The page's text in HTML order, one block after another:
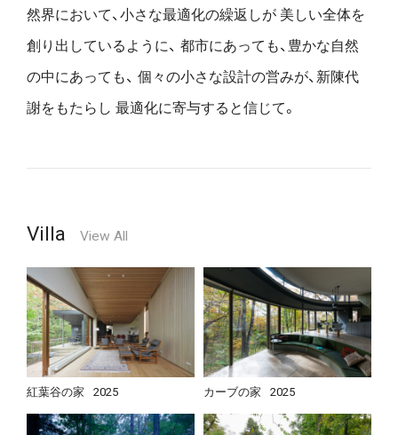
然界において、小さな最適化の繰返しが 美しい全体を
創り出しているように、 都市にあっても、豊かな自然
の中にあっても、 個々の小さな設計の営みが、新陳代
謝をもたらし 最適化に寄与すると信じて。
Villa View All
紅葉谷の家 2025 カーブの家 2025